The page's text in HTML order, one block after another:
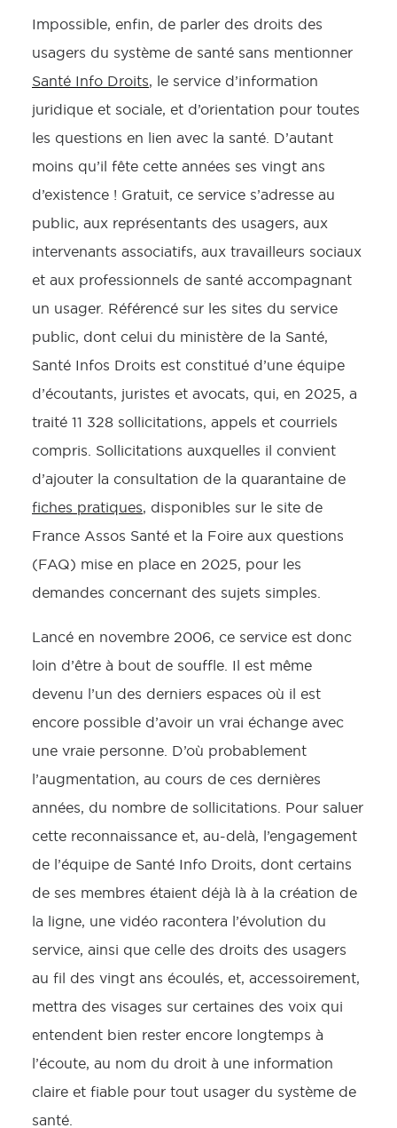
Impossible, enfin, de parler des droits des
usagers du système de santé sans mentionner
Santé Info Droits, le service d’information
juridique et sociale, et d’orientation pour toutes
les questions en lien avec la santé. D’autant
moins qu’il fête cette années ses vingt ans
d’existence ! Gratuit, ce service s’adresse au
public, aux représentants des usagers, aux
intervenants associatifs, aux travailleurs sociaux
et aux professionnels de santé accompagnant
un usager. Référencé sur les sites du service
public, dont celui du ministère de la Santé,
Santé Infos Droits est constitué d’une équipe
d’écoutants, juristes et avocats, qui, en 2025, a
traité 11 328 sollicitations, appels et courriels
compris. Sollicitations auxquelles il convient
d’ajouter la consultation de la quarantaine de
fiches pratiques, disponibles sur le site de
France Assos Santé et la Foire aux questions
(FAQ) mise en place en 2025, pour les
demandes concernant des sujets simples.
Lancé en novembre 2006, ce service est donc
loin d’être à bout de souffle. Il est même
devenu l’un des derniers espaces où il est
encore possible d’avoir un vrai échange avec
une vraie personne. D’où probablement
l’augmentation, au cours de ces dernières
années, du nombre de sollicitations. Pour saluer
cette reconnaissance et, au-delà, l’engagement
de l’équipe de Santé Info Droits, dont certains
de ses membres étaient déjà là à la création de
la ligne, une vidéo racontera l’évolution du
service, ainsi que celle des droits des usagers
au fil des vingt ans écoulés, et, accessoirement,
mettra des visages sur certaines des voix qui
entendent bien rester encore longtemps à
l’écoute, au nom du droit à une information
claire et fiable pour tout usager du système de
santé.